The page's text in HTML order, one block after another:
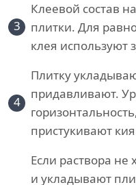
3
Клеевой состав
плитки. Для
клея используют
4
Плитку
придавливают.
пристукивают
Если раствора не
и укладывают